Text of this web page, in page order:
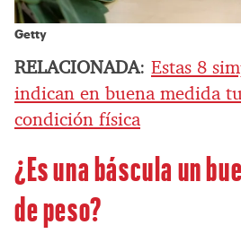
Getty
RELACIONADA: Estas 8
indican en buena medida
condición física
¿Es una báscula un
de peso?